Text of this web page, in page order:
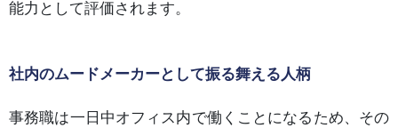
能力として評価されます。
社内のムードメーカーとして振る舞える人柄
事務職は一日中オフィス内で働くことになるため、その